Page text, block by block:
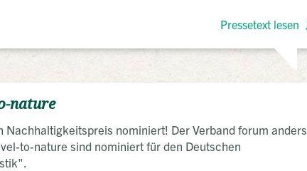
Pressetext lesen
nature
nominiert! Der Verband forum anders
to-nature sind nominiert für den Deutschen